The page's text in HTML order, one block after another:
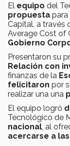
El equipo del
propuesta para
Capital, a través
Average Cost of
Gobierno
Presentaron su
Relación con
finanzas de la
felicitaron por
realizar una una
El equipo logró
Tecnológico de
nacional , al
acercarse a